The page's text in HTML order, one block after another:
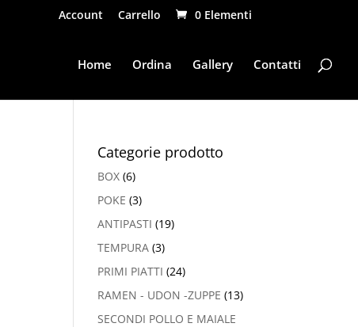
Account Carrello 0 Elementi
Home Ordina Gallery Contatti
Categorie prodotto
BOX (6)
POKE (3)
ANTIPASTI (19)
TEMPURA (3)
PRIMI PIATTI (24)
RAMEN - UDON -ZUPPE (13)
SECONDI POLLO E MAIALE